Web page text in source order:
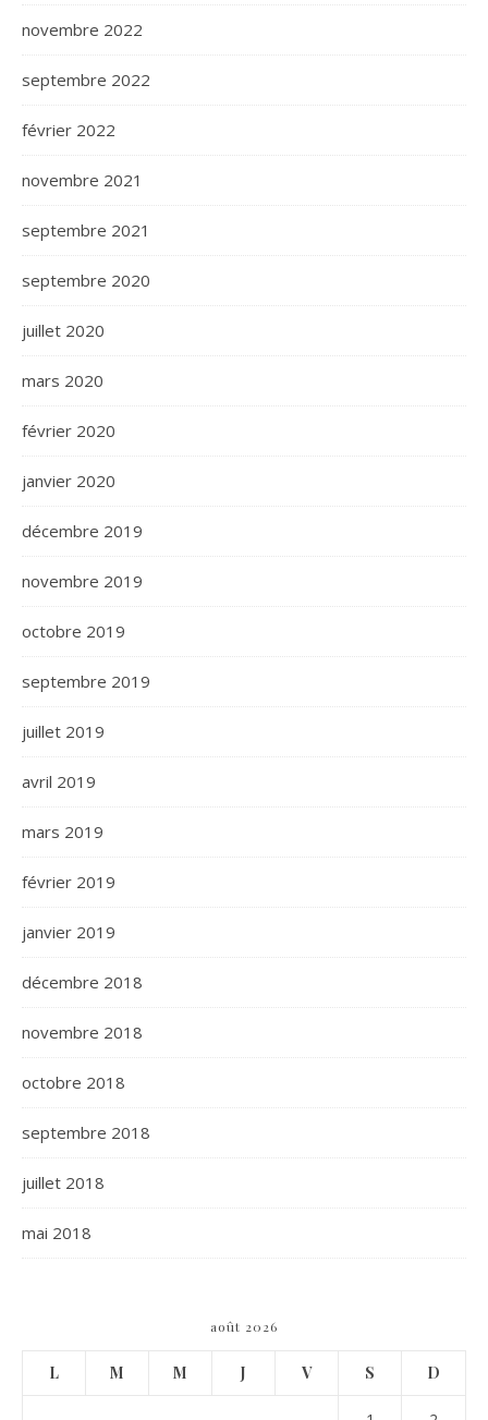
novembre 2022
septembre 2022
février 2022
novembre 2021
septembre 2021
septembre 2020
juillet 2020
mars 2020
février 2020
janvier 2020
décembre 2019
novembre 2019
octobre 2019
septembre 2019
juillet 2019
avril 2019
mars 2019
février 2019
janvier 2019
décembre 2018
novembre 2018
octobre 2018
septembre 2018
juillet 2018
mai 2018
août 2026
L M M J V S D